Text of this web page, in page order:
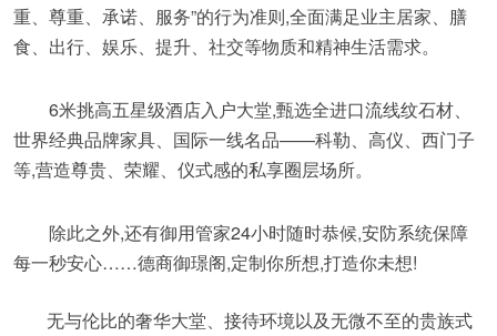
重、尊重、承诺、服务”的行为准则,全面满足业主居家、膳
食、出行、娱乐、提升、社交等物质和精神生活需求。
6米挑高五星级酒店入户大堂,甄选全进口流线纹石材、
世界经典品牌家具、国际一线名品——科勒、高仪、西门子
等,营造尊贵、荣耀、仪式感的私享圈层场所。
除此之外,还有御用管家24小时随时恭候,安防系统保障
每一秒安心……德商御璟阁,定制你所想,打造你未想!
无与伦比的奢华大堂、接待环境以及无微不至的贵族式